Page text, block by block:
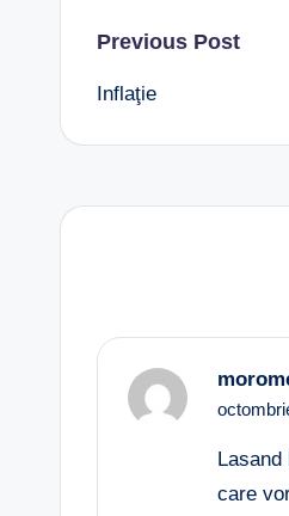
Post
navigation
Previous Post
Inflaţie
care